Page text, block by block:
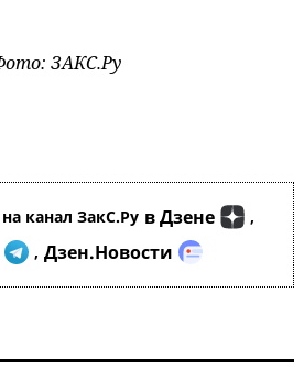
ЗАКС.Ру
канал ЗакС.Ру в Дзене ,
, Дзен.Новости